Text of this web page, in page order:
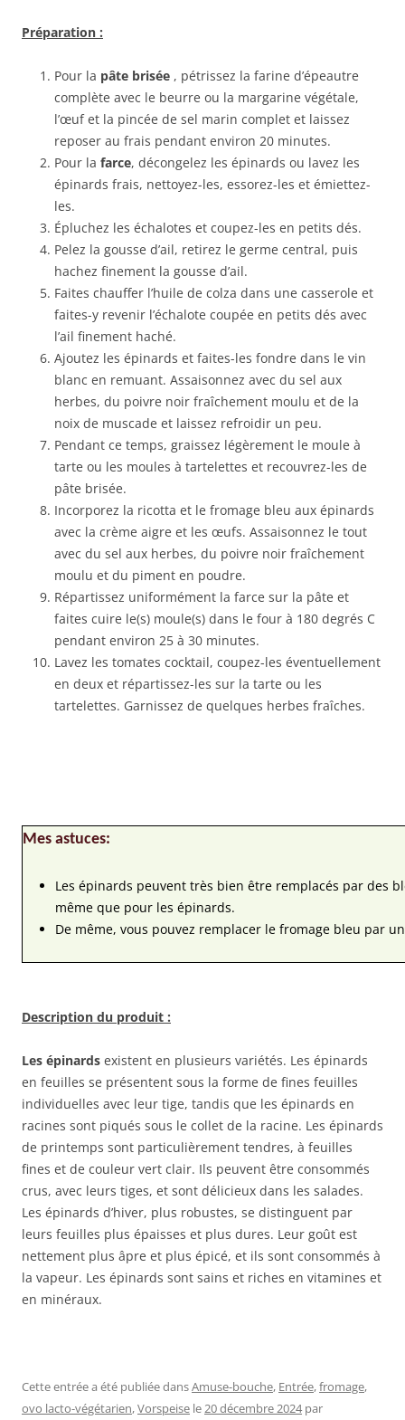
Préparation :
Pour la pâte brisée , pétrissez la farine d’épeautre
complète avec le beurre ou la margarine végétale,
l’œuf et la pincée de sel marin complet et laissez
reposer au frais pendant environ 20 minutes.
Pour la farce, décongelez les épinards ou lavez les
épinards frais, nettoyez-les, essorez-les et émiettez-
les.
Épluchez les échalotes et coupez-les en petits dés.
Pelez la gousse d’ail, retirez le germe central, puis
hachez finement la gousse d’ail.
Faites chauffer l’huile de colza dans une casserole et
faites-y revenir l’échalote coupée en petits dés avec
l’ail finement haché.
Ajoutez les épinards et faites-les fondre dans le vin
blanc en remuant. Assaisonnez avec du sel aux
herbes, du poivre noir fraîchement moulu et de la
noix de muscade et laissez refroidir un peu.
Pendant ce temps, graissez légèrement le moule à
tarte ou les moules à tartelettes et recouvrez-les de
pâte brisée.
Incorporez la ricotta et le fromage bleu aux épinards
avec la crème aigre et les œufs. Assaisonnez le tout
avec du sel aux herbes, du poivre noir fraîchement
moulu et du piment en poudre.
Répartissez uniformément la farce sur la pâte et
faites cuire le(s) moule(s) dans le four à 180 degrés C
pendant environ 25 à 30 minutes.
Lavez les tomates cocktail, coupez-les éventuellement
en deux et répartissez-les sur la tarte ou les
tartelettes. Garnissez de quelques herbes fraîches.
Mes astuces:
Les épinards peuvent très bien être remplacés par des
même que pour les épinards.
De même, vous pouvez remplacer le fromage bleu par
Description du produit :
Les épinards existent en plusieurs variétés. Les épinards
en feuilles se présentent sous la forme de fines feuilles
individuelles avec leur tige, tandis que les épinards en
racines sont piqués sous le collet de la racine. Les épinards
de printemps sont particulièrement tendres, à feuilles
fines et de couleur vert clair. Ils peuvent être consommés
crus, avec leurs tiges, et sont délicieux dans les salades.
Les épinards d’hiver, plus robustes, se distinguent par
leurs feuilles plus épaisses et plus dures. Leur goût est
nettement plus âpre et plus épicé, et ils sont consommés à
la vapeur. Les épinards sont sains et riches en vitamines et
en minéraux.
Cette entrée a été publiée dansAmuse-bouche, Entrée,fromage,
ovo lacto-végétarien,Vorspeise le20 décembre 2024 par